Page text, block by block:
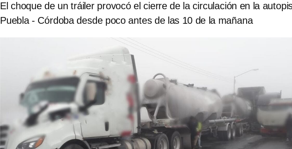
El choque de un tráiler provocó el cierre de la circulación en la
Puebla - Córdoba desde poco antes de las 10 de la mañana